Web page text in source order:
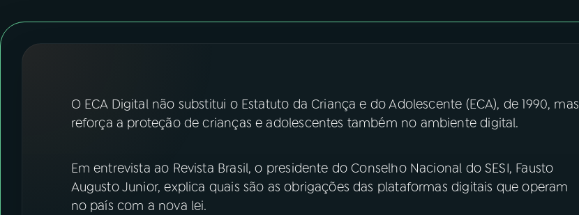
06VIDEOCASTS
FESTIVAL DE MÚSICA
YouTube Facebook
O ECA Digital não substitui o Estatuto da Criança e do Adolescente (ECA), de 1990, mas
reforça a proteção de crianças e adolescentes também no ambiente digital.
Em entrevista ao Revista Brasil, o presidente do Conselho Nacional do SESI, Fausto
Augusto Junior, explica quais são as obrigações das plataformas digitais que operam
no país com a nova lei.